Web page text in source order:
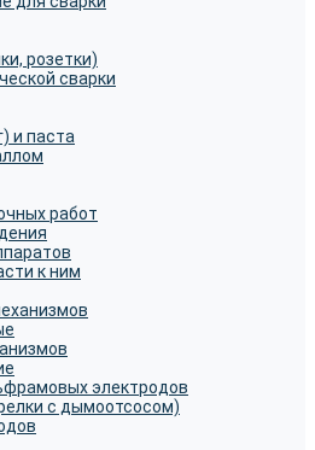
розетки)
сварки
и паста
работ
к ним
электродов
с дымоотсосом)